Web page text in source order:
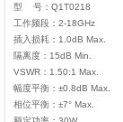
型 号：Q1T0218
工作频段：2-18GHz
插入损耗：1.0dB Max.
隔离度：15dB Min.
VSWR：1.50:1 Max.
幅度平衡：±0.8dB Max.
相位平衡：±7° Max.